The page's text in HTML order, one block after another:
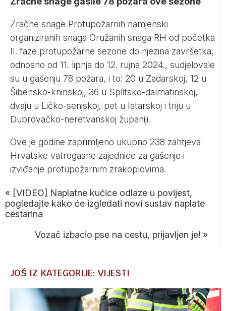
Zračne snage Protupožarnih namjenski
organiziranih snaga Oružanih snaga RH od početka
II. faze protupožarne sezone do njezina završetka,
odnosno od 11. lipnja do 12. rujna 2024., sudjelovale
su u gašenju 78 požara, i to: 20 u Zadarskoj, 12 u
Šibensko-kninskoj, 36 u Splitsko-dalmatinskoj,
dvaju u Ličko-senjskoj, pet u Istarskoj i triju u
Dubrovačko-neretvanskoj županiji.
Ove je godine zaprimljeno ukupno 238 zahtjeva
Hrvatske vatrogasne zajednice za gašenje i
izviđanje protupožarnim zrakoplovima.
« [VIDEO] Naplatne kućice odlaze u povijest,
pogledajte kako će izgledati novi sustav naplate
cestarina
Vozač izbacio pse na cestu, prijavljen je! »
JOŠ IZ KATEGORIJE: VIJESTI